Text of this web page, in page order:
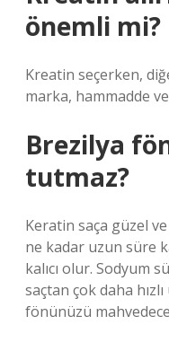
önemli mi?
Kreatin seçerken,
marka, hammadde
Brezilya
tutmaz?
Keratin saça güzel
ne kadar uzun süre
kalıcı olur. Sodyum
saçtan çok daha
fönünüzü